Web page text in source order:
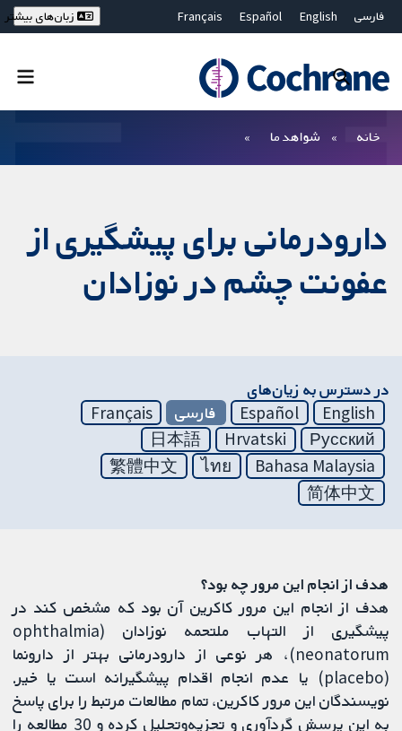
فارسی English
Español
Français
Bahasa Malaysia
ไทย
繁體中文
زبان‌های بیشتر
خانه شواهد ما
دارودرمانی برای پیشگیری از
عفونت چشم در نوزادان
در دسترس به زیان‌های
English
Español فارسی
Français
Русский
Hrvatski
日本語
Bahasa Malaysia
ไทย
繁體中文
简体中文
هدف از انجام این مرور چه بود؟
هدف از انجام این مرور کاکرین آن بود که مشخص کند در
پیشگیری از التهاب ملتحمه نوزادان (ophthalmia
neonatorum)، هر نوعی از دارودرمانی بهتر از دارونما
(placebo) یا عدم انجام اقدام پیشگیرانه است یا خیر.
نویسندگان این مرور کاکرین، تمام مطالعات مرتبط را برای پاسخ
به این پرسش گردآوری و تجزیه‌و‌تحلیل کرده و 30 مطالعه را